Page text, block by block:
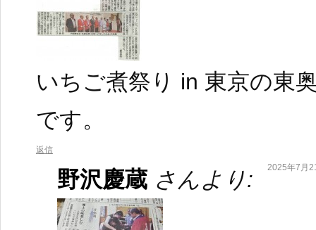
いちご煮祭り in 東京の東
です。
返信
野沢慶蔵 さんより: 2025年7月